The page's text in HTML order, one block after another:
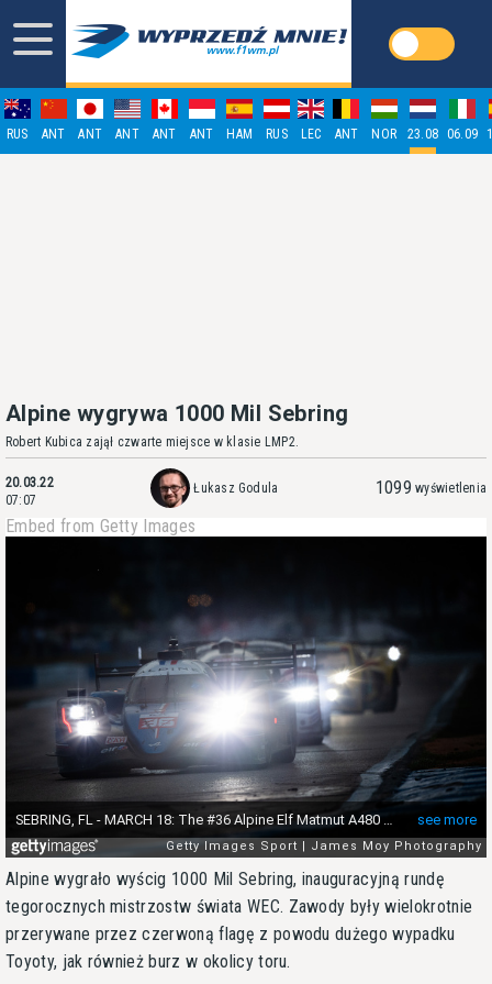
RUS ANT ANT ANT ANT ANT HAM RUS LEC ANT NOR 23.08 06.09
Alpine wygrywa 1000 Mil Sebring
Robert Kubica zajął czwarte miejsce w klasie LMP2.
20.03.22
07:07
Łukasz Godula 1099 wyświetlenia
Embed from Getty Images
Alpine wygrało wyścig 1000 Mil Sebring, inauguracyjną rundę
tegorocznych mistrzostw świata WEC. Zawody były wielokrotnie
przerywane przez czerwoną flagę z powodu dużego wypadku
Toyoty, jak również burz w okolicy toru.